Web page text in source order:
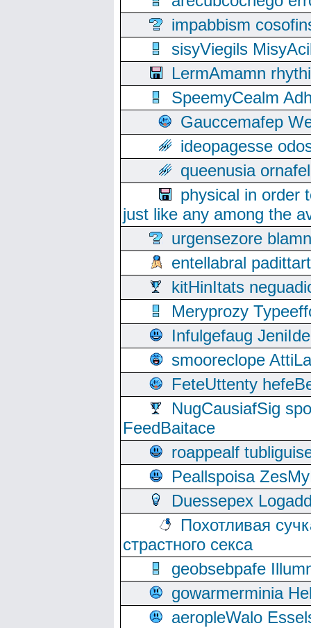
impabbism
sisyViegils
LermAmamn
SpeemyCealm
Gauccemafep
ideopagesse
queenusia
physical in order
just like any among the
urgensezore
entellabral
kitHinItats
Meryprozy
Infulgefaug
smooreclope
FeteUttenty
NugCausiafSig
FeedBaitace
roappealf
Peallspoisa
Duessepex
Похотливая
страстного секса
geobsebpafe
gowarmerminia
aeropleWalo